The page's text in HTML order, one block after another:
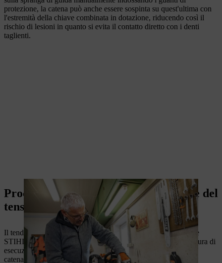
protezione, la catena può anche essere sospinta su quest'ultima con
l'estremità della chiave combinata in dotazione, riducendo così il
rischio di lesioni in quanto si evita il contatto diretto con i denti
taglienti.
Procedura dettagliata per l'esecuzione del
tensionamento frontale della catena
Il tendicatena frontale viene montato solo su alcune motoseghe
STIHL. Tranne che per la posizione del tendicatena, la procedura di
esecuzione è identica a quella del tensionamento laterale della
catena.